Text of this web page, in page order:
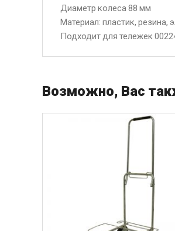
Диаметр колеса 88 мм
Материал: пластик, резина,
Подходит для тележек
Возможно, Вас